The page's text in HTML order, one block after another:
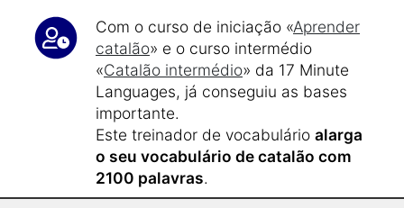
Com o curso de iniciação «Aprender
catalão» e o curso intermédio
«Catalão intermédio» da 17 Minute
Languages, já conseguiu as bases
importante.
Este treinador de vocabulário alarga
o seu vocabulário de catalão com
2100 palavras.